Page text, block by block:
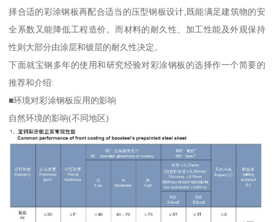
择合适的彩涂钢板再配合适当的压型钢板设计,既能满足建筑物的安
全系数又能降低工程造价。而材料的耐久性、加工性能及外观保持
性则大部分由涂层和镀层的耐久性决定。
下面就宝钢多年的使用和研究经验对彩涂钢板的选择作一个简要的
推荐和介绍:
■环境对彩涂钢板应用的影响
自然环境的影响(不同地区)